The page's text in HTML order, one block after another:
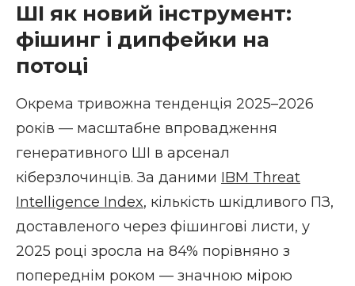
ШІ як новий інструмент:
фішинг і дипфейки на
потоці
Окрема тривожна тенденція 2025–2026
років — масштабне впровадження
генеративного ШІ в арсенал
кіберзлочинців. За даними IBM Threat
Intelligence Index, кількість шкідливого ПЗ,
доставленого через фішингові листи, у
2025 році зросла на 84% порівняно з
попереднім роком — значною мірою